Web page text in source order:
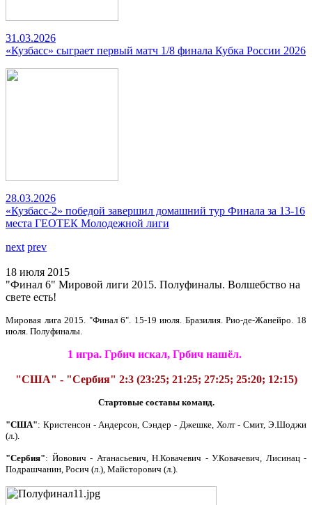
31.03.2026
«Кузбасс» сыграет первый матч 1/8 финала Кубка России 2026
28.03.2026
«Кузбасс-2» победой завершил домашний тур Финала за 13-16
места ГЕОТЕК Молодежной лиги
next prev
18 июля 2015
"Финал 6" Мировой лиги 2015. Полуфиналы. Волшебство на
свете есть!
Мировая лига 2015. "Финал 6". 15-19 июля. Бразилия. Рио-де-Жанейро. 18
июля. Полуфиналы.
1 игра. Грбич искал, Грбич нашёл.
"США" - "Сербия" 2:3 (23:25; 21:25; 27:25; 25:20; 12:15)
Стартовые составы команд.
"США": Кристенсон - Андерсон, Сэндер - Джешке, Холт - Смит, Э.Шоджи
(л.).
"Сербия": Йовович - Атанасьевич, Н.Ковачевич - У.Ковачевич, Лисинац -
Подрашчанин, Росич (л.), Майсторович (л.).